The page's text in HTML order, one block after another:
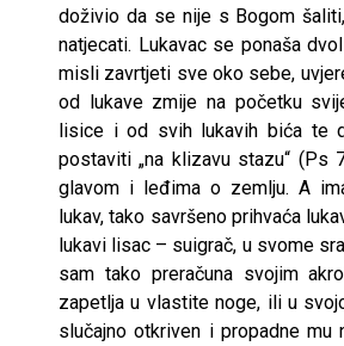
doživio da se nije s Bogom
natjecati. Lukavac se ponaša
misli zavrtjeti sve oko sebe,
od lukave zmije na početku
lisice i od svih lukavih bića te
postaviti „na klizavu stazu“ (Ps
glavom i leđima o zemlju. A
lukav, tako savršeno prihvaća
lukavi lisac – suigrač, u svome
sam tako preračuna svojim
zapetlja u vlastite noge, ili u
slučajno otkriven i propadne mu